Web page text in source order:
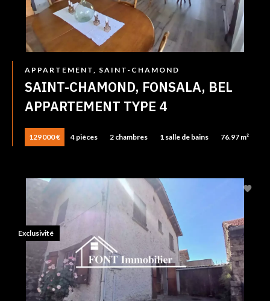
APPARTEMENT, SAINT-CHAMOND
SAINT-CHAMOND, FONSALA, BEL
APPARTEMENT TYPE 4
129 000 € 4 pièces 2 chambres 1 salle de bains 76.97 m²
Exclusivité